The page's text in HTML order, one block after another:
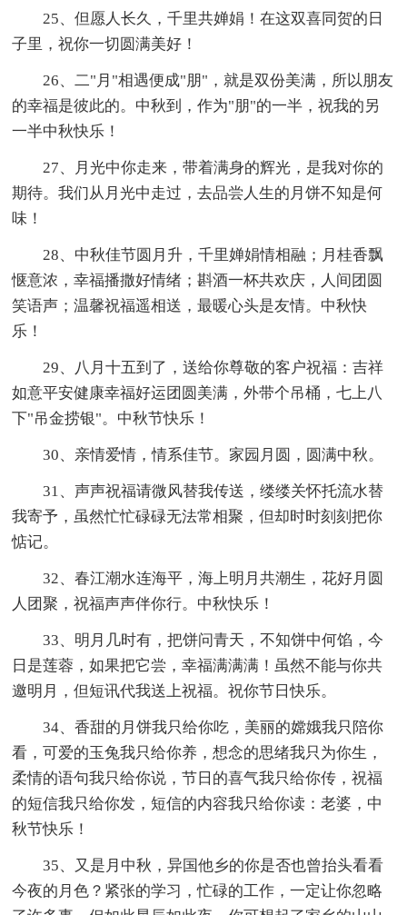
25、但愿人长久，千里共婵娟！在这双喜同贺的日
子里，祝你一切圆满美好！
26、二"月"相遇便成"朋"，就是双份美满，所以朋友
的幸福是彼此的。中秋到，作为"朋"的一半，祝我的另
一半中秋快乐！
27、月光中你走来，带着满身的辉光，是我对你的
期待。我们从月光中走过，去品尝人生的月饼不知是何
味！
28、中秋佳节圆月升，千里婵娟情相融；月桂香飘
惬意浓，幸福播撒好情绪；斟酒一杯共欢庆，人间团圆
笑语声；温馨祝福遥相送，最暖心头是友情。中秋快
乐！
29、八月十五到了，送给你尊敬的客户祝福：吉祥
如意平安健康幸福好运团圆美满，外带个吊桶，七上八
下"吊金捞银"。中秋节快乐！
30、亲情爱情，情系佳节。家园月圆，圆满中秋。
31、声声祝福请微风替我传送，缕缕关怀托流水替
我寄予，虽然忙忙碌碌无法常相聚，但却时时刻刻把你
惦记。
32、春江潮水连海平，海上明月共潮生，花好月圆
人团聚，祝福声声伴你行。中秋快乐！
33、明月几时有，把饼问青天，不知饼中何馅，今
日是莲蓉，如果把它尝，幸福满满满！虽然不能与你共
邀明月，但短讯代我送上祝福。祝你节日快乐。
34、香甜的月饼我只给你吃，美丽的嫦娥我只陪你
看，可爱的玉兔我只给你养，想念的思绪我只为你生，
柔情的语句我只给你说，节日的喜气我只给你传，祝福
的短信我只给你发，短信的内容我只给你读：老婆，中
秋节快乐！
35、又是月中秋，异国他乡的你是否也曾抬头看看
今夜的月色？紧张的学习，忙碌的工作，一定让你忽略